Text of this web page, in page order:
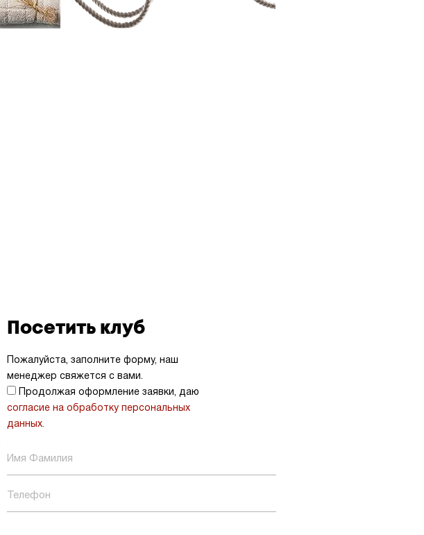
Посетить клуб
Пожалуйста, заполните форму, наш
менеджер свяжется с вами.
Продолжая оформление заявки, даю
согласие на обработку персональных
данных.